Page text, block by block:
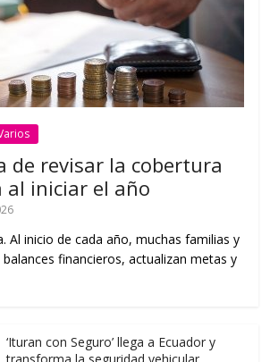
de revisar la cobertura
al iniciar el año
Al inicio de cada año, muchas familias y
financieros, actualizan metas y
‘Ituran con Seguro’ llega a Ecuador y